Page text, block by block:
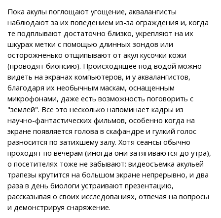
Пока акулы поглощают угощение, аквалангисты
наблюдают за их поведением из-за ограждения и, когда
те подплывают достаточно близко, укрепляют на их
шкурах метки с помощью длинных зондов или
осторожненько отщипывают от акул кусочки кожи
(проводят биопсию). Происходящее под водой можно
видеть на экранах компьютеров, и у аквалангистов,
благодаря их необычным маскам, оснащенным
микрофонами, даже есть возможность поговорить с
"землей". Все это несколько напоминает кадры из
научно-фантастических фильмов, особенно когда на
экране появляется голова в скафандре и гулкий голос
разносится по затихшему залу. Хотя сеансы обычно
проходят по вечерам (иногда они затягиваются до утра),
о посетителях тоже не забывают: видеосъемка акульей
трапезы крутится на большом экране непрерывно, и два
раза в день биологи устраивают презентацию,
рассказывая о своих исследованиях, отвечая на вопросы
и демонстрируя снаряжение.